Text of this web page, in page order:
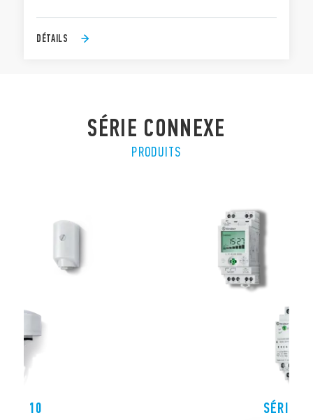
DÉTAILS
SÉRIE CONNEXE
PRODUITS
10 SÉRIE